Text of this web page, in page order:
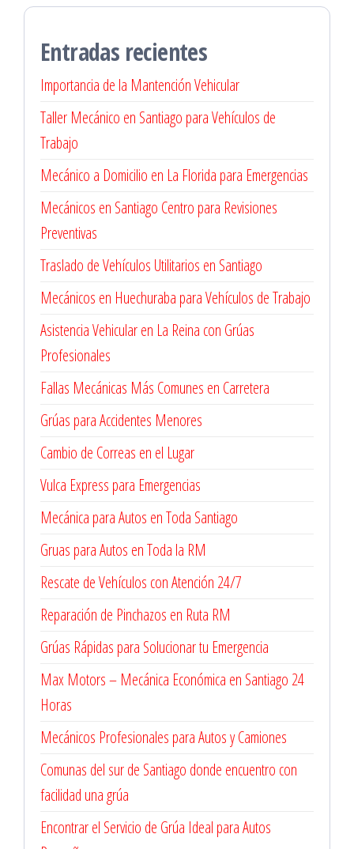
Entradas recientes
Importancia de la Mantención Vehicular
Taller Mecánico en Santiago para Vehículos de
Trabajo
Mecánico a Domicilio en La Florida para Emergencias
Mecánicos en Santiago Centro para Revisiones
Preventivas
Traslado de Vehículos Utilitarios en Santiago
Mecánicos en Huechuraba para Vehículos de Trabajo
Asistencia Vehicular en La Reina con Grúas
Profesionales
Fallas Mecánicas Más Comunes en Carretera
Grúas para Accidentes Menores
Cambio de Correas en el Lugar
Vulca Express para Emergencias
Mecánica para Autos en Toda Santiago
Gruas para Autos en Toda la RM
Rescate de Vehículos con Atención 24/7
Reparación de Pinchazos en Ruta RM
Grúas Rápidas para Solucionar tu Emergencia
Max Motors – Mecánica Económica en Santiago 24
Horas
Mecánicos Profesionales para Autos y Camiones
Comunas del sur de Santiago donde encuentro con
facilidad una grúa
Encontrar el Servicio de Grúa Ideal para Autos